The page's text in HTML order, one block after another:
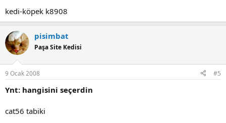
kedi-köpek k8908
pisimbat
Paşa Site Kedisi
9 Ocak 2008 #5
Ynt: hangisini seçerdin
cat56 tabiki